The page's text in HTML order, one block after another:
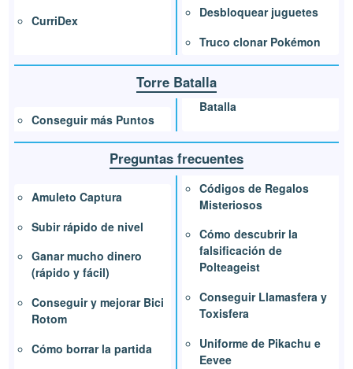
CurriDex
Desbloquear juguetes
Truco clonar Pokémon
Torre Batalla
Conseguir más Puntos
Batalla
Preguntas frecuentes
Amuleto Captura
Subir rápido de nivel
Ganar mucho dinero
(rápido y fácil)
Conseguir y mejorar Bici
Rotom
Cómo borrar la partida
Códigos de Regalos
Misteriosos
Cómo descubrir la
falsificación de
Polteageist
Conseguir Llamasfera y
Toxisfera
Uniforme de Pikachu e
Eevee